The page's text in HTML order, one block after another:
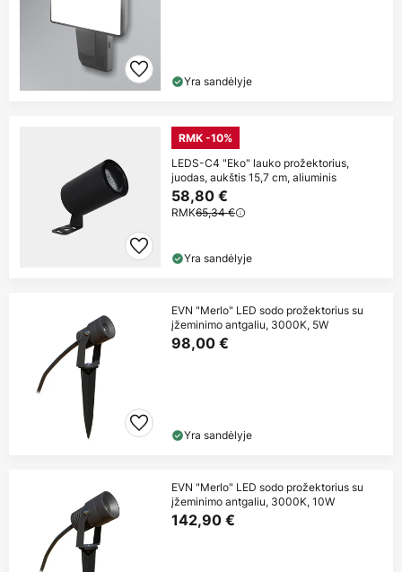
Yra sandėlyje
RMK -10%
LEDS-C4 "Eko" lauko prožektorius,
juodas, aukštis 15,7 cm, aliuminis
58,80 €
RMK65,34 €
Yra sandėlyje
EVN "Merlo" LED sodo prožektorius su
įžeminimo antgaliu, 3000K, 5W
98,00 €
Yra sandėlyje
EVN "Merlo" LED sodo prožektorius su
įžeminimo antgaliu, 3000K, 10W
142,90 €